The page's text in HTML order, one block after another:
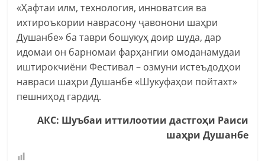
«Ҳафтаи илм, технология, инноватсия ва
ихтироъкории наврасону ҷавонони шаҳри
Душанбе» ба таври бошукуҳ доир шуда, дар
идомаи он барномаи фарҳангии омоданамудаи
иштирокчиёни Фестивал – озмуни истеъдодҳои
навраси шаҳри Душанбе «Шукуфаҳои пойтахт»
пешниҳод гардид.
АКС: Шуъбаи иттилоотии дастгоҳи Раиси
шаҳри Душанбе